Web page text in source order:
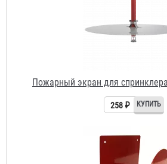
Полка для СИЗОД